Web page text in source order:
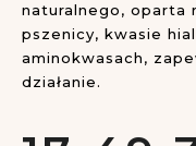
naturalnego, oparta
pszenicy, kwasie
aminokwasach,
działanie.